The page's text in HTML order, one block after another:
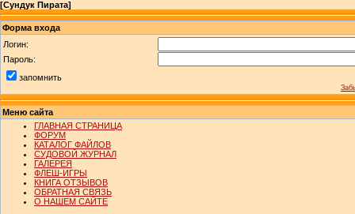
[Сундук Пирата]
Форма входа
Логин:
Пароль:
запомнить
Меню сайта
ГЛАВНАЯ СТРАНИЦА
ФОРУМ
КАТАЛОГ ФАЙЛОВ
СУДОВОЙ ЖУРНАЛ
ГАЛЕРЕЯ
ФЛЕШ-ИГРЫ
КНИГА ОТЗЫВОВ
ОБРАТНАЯ СВЯЗЬ
О НАШЕМ САЙТЕ